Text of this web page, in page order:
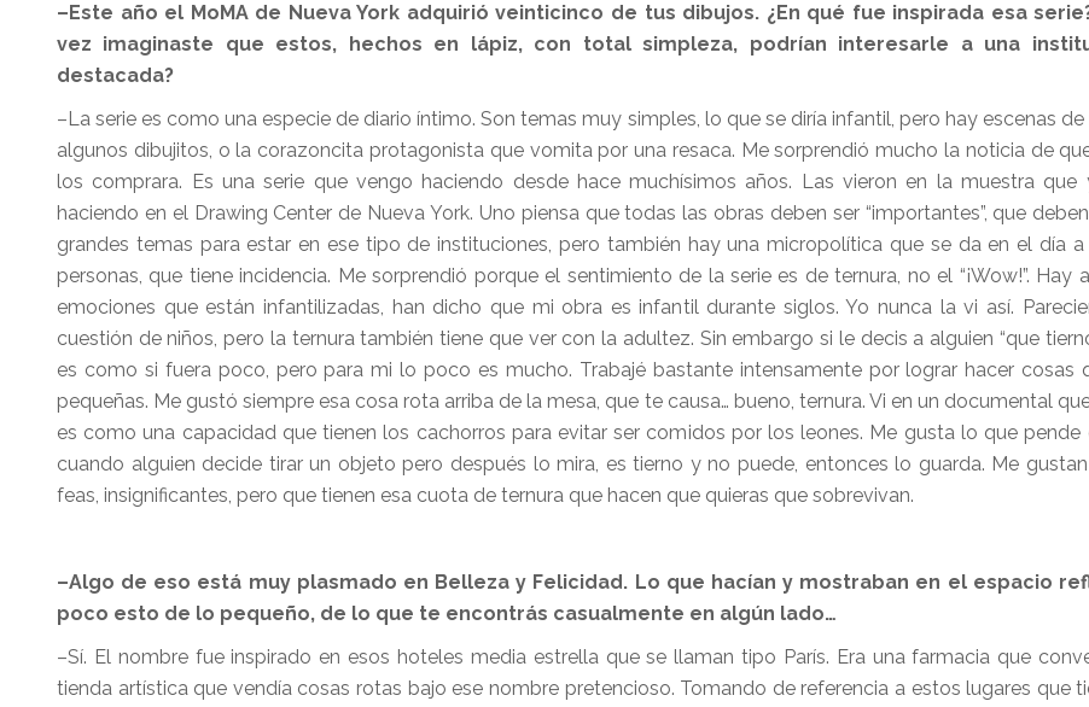
–Este año el MoMA de Nueva York adquirió veinticinco de tus dibujos. ¿En qué fue inspirada esa
vez imaginaste que estos, hechos en lápiz, con total simpleza, podrían interesarle a una
destacada?
–La serie es como una especie de diario íntimo. Son temas muy simples, lo que se diría infantil, pero hay escenas
algunos dibujitos, o la corazoncita protagonista que vomita por una resaca. Me sorprendió mucho la noticia de
los comprara. Es una serie que vengo haciendo desde hace muchísimos años. Las vieron en la muestra que
haciendo en el Drawing Center de Nueva York. Uno piensa que todas las obras deben ser “importantes”, que
grandes temas para estar en ese tipo de instituciones, pero también hay una micropolítica que se da en el día
personas, que tiene incidencia. Me sorprendió porque el sentimiento de la serie es de ternura, no el “¡Wow!”. Hay
emociones que están infantilizadas, han dicho que mi obra es infantil durante siglos. Yo nunca la vi así.
cuestión de niños, pero la ternura también tiene que ver con la adultez. Sin embargo si le decis a alguien “que
es como si fuera poco, pero para mi lo poco es mucho. Trabajé bastante intensamente por lograr hacer cosas
pequeñas. Me gustó siempre esa cosa rota arriba de la mesa, que te causa… bueno, ternura. Vi en un documental
es como una capacidad que tienen los cachorros para evitar ser comidos por los leones. Me gusta lo que pende
cuando alguien decide tirar un objeto pero después lo mira, es tierno y no puede, entonces lo guarda. Me
feas, insignificantes, pero que tienen esa cuota de ternura que hacen que quieras que sobrevivan.
–Algo de eso está muy plasmado en Belleza y Felicidad. Lo que hacían y mostraban en el espacio
poco esto de lo pequeño, de lo que te encontrás casualmente en algún lado…
–Sí. El nombre fue inspirado en esos hoteles media estrella que se llaman tipo París. Era una farmacia que
tienda artística que vendía cosas rotas bajo ese nombre pretencioso. Tomando de referencia a estos lugares que